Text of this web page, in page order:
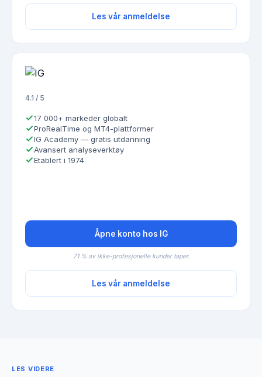
Les vår anmeldelse
4.1 / 5
17 000+ markeder globalt
ProRealTime og MT4-plattformer
IG Academy — gratis utdanning
Avansert analyseverktøy
Etablert i 1974
Åpne konto hos IG
71 % av ikke-profesjonelle kunder taper.
Les vår anmeldelse
LES VIDERE